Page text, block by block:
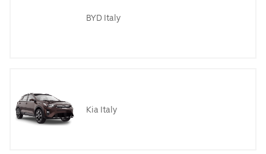
BYD Italy
Kia Italy